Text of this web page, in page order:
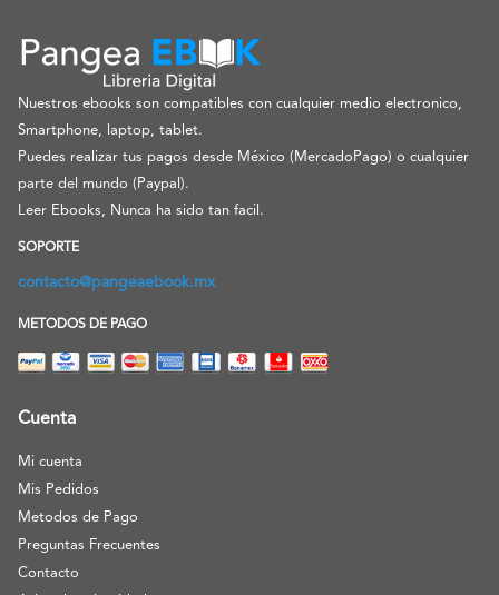
Nuestros ebooks son compatibles con cualquier medio electronico,
Smartphone, laptop, tablet.
Puedes realizar tus pagos desde México (MercadoPago) o cualquier
parte del mundo (Paypal).
Leer Ebooks, Nunca ha sido tan facil.
SOPORTE
contacto@pangeaebook.mx
METODOS DE PAGO
Cuenta
Mi cuenta
Mis Pedidos
Metodos de Pago
Preguntas Frecuentes
Contacto